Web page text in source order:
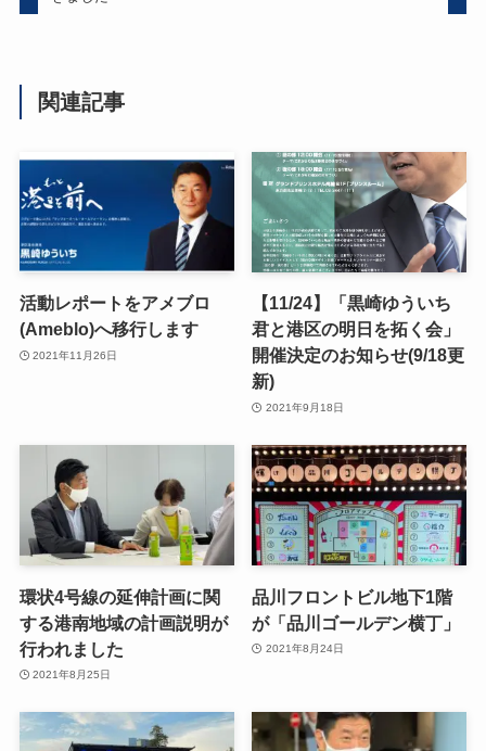
関連記事
活動レポートをアメブロ
(Ameblo)へ移行します
2021年11月26日
【11/24】「黒崎ゆういち
君と港区の明日を拓く会」
開催決定のお知らせ(9/18更
新)
2021年9月18日
環状4号線の延伸計画に関
する港南地域の計画説明が
行われました
2021年8月25日
品川フロントビル地下1階
が「品川ゴールデン横丁」
2021年8月24日